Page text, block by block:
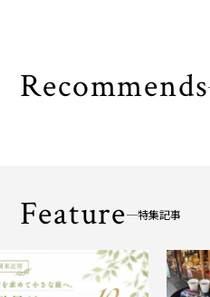
Recommends
Feature 特集記事